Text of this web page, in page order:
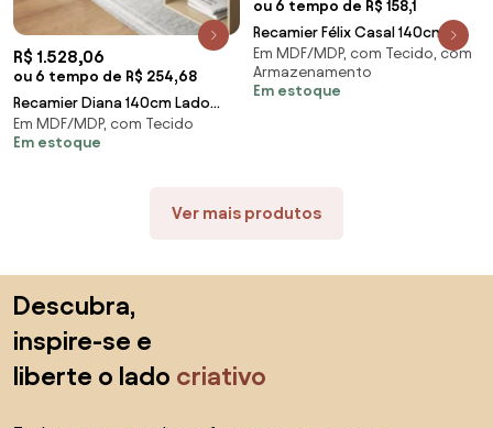
R$ 1.528,06
ou 6 tempo de R$ 254,68
Recamier Diana 140cm Lado
Esquerdo Suede Terracota -
ADJ Decor
Em MDF/MDP, com Tecido
Em estoque
ou 6 tempo de R$ 158,1
Recamier Félix Casal 140cm
Suede Azul Turquesa - ADJ
Decor
Em MDF/MDP, com Tecido, com
Armazenamento
Em estoque
Ver mais produtos
Descubra,
inspire-se e
liberte o lado criativo